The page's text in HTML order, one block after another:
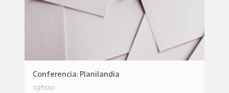
Conferencia: Planilandia
19h00